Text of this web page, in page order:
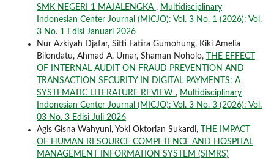
SMK NEGERI 1 MAJALENGKA , Multidisciplinary
Indonesian Center Journal (MICJO): Vol. 3 No. 1 (2026): Vol.
3 No. 1 Edisi Januari 2026
Nur Azkiyah Djafar, Sitti Fatira Gumohung, Kiki Amelia
Bilondatu, Ahmad A. Umar, Shaman Noholo,
THE EFFECT
OF INTERNAL AUDIT ON FRAUD PREVENTION AND
TRANSACTION SECURITY IN DIGITAL PAYMENTS: A
SYSTEMATIC LITERATURE REVIEW , Multidisciplinary
Indonesian Center Journal (MICJO): Vol. 3 No. 3 (2026): Vol.
03 No. 3 Edisi Juli 2026
Agis Gisna Wahyuni, Yoki Oktorian Sukardi,
THE IMPACT
OF HUMAN RESOURCE COMPETENCE AND HOSPITAL
MANAGEMENT INFORMATION SYSTEM (SIMRS)